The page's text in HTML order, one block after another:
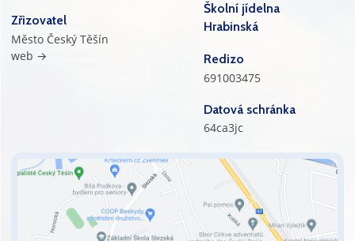
Zřizovatel
Město Český Těšín
web →
Školní jídelna
Hrabinská
Redizo
691003475
Datová schránka
64ca3jc